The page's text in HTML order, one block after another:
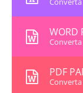
WORD
PDF
Converta